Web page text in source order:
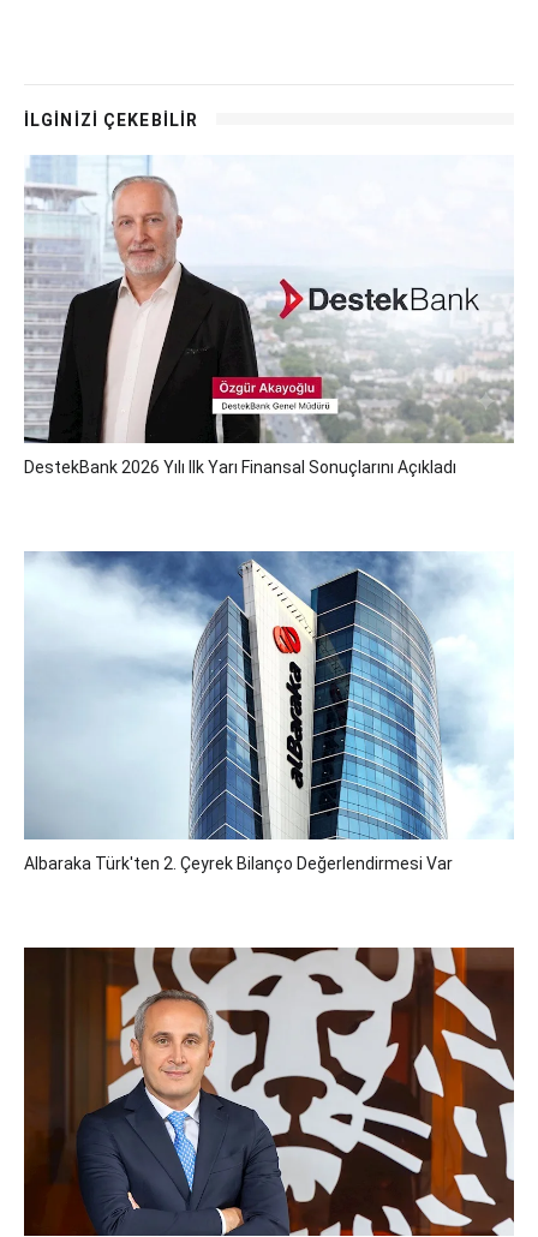
İLGİNİZİ ÇEKEBİLİR
DestekBank 2026 Yılı Ilk Yarı Finansal Sonuçlarını Açıkladı
Albaraka Türk'ten 2. Çeyrek Bilanço Değerlendirmesi Var